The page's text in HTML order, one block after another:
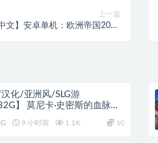
上一篇
文】安卓单机：欧洲帝国2027
汉化/亚洲风/SLG游
】 莫尼卡·史密斯的血脉
Smiths BLOODLINES）
汉化版+亚洲风SLG游戏
9 小时前 1.1K 10